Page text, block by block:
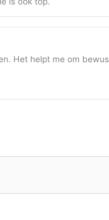
Het helpt me om